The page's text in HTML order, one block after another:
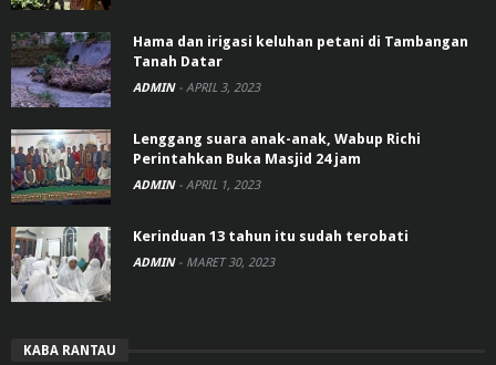
Hama dan irigasi keluhan petani di Tambangan
Tanah Datar
ADMIN - APRIL 3, 2023
Lenggang suara anak-anak, Wabup Richi
Perintahkan Buka Masjid 24 jam
ADMIN - APRIL 1, 2023
Kerinduan 13 tahun itu sudah terobati
ADMIN - MARET 30, 2023
KABA RANTAU